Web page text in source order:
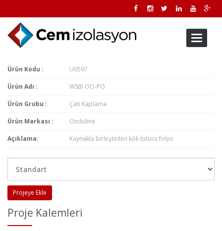
Toggle
Ürün Kodu : U0597
Ürün Adı : WSBİ OO-PO
Ürün Grubu : Çatı Kaplama
Ürün Markası : Onduline
Açıklama: Kaynakla birleştirilen kök tutucu folyo
Projeye Ekle
Proje Kalemleri